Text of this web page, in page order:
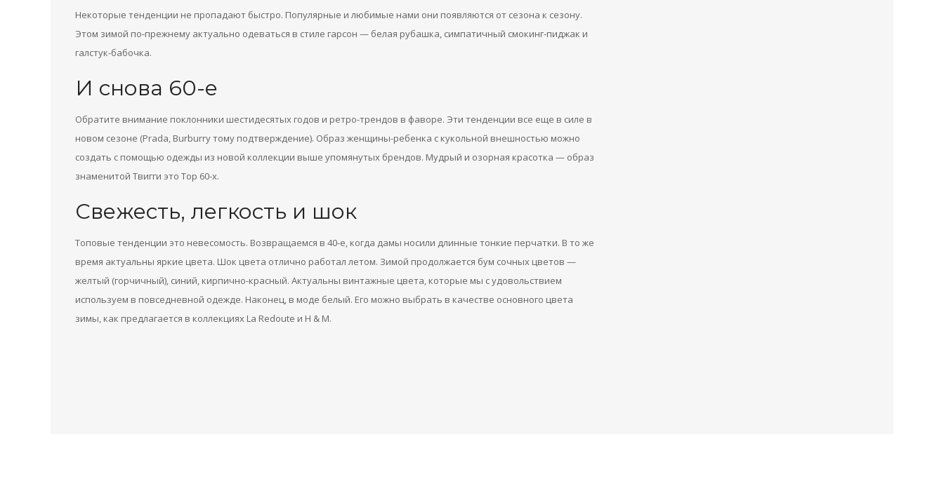
Некоторые тенденции не пропадают быстро. Популярные и любимые нами они появляются от сезона к сезону.
Этом зимой по-прежнему актуально одеваться в стиле гарсон — белая рубашка, симпатичный смокинг-пиджак и
галстук-бабочка.
И снова 60-е
Обратите внимание поклонники шестидесятых годов и ретро-трендов в фаворе. Эти тенденции все еще в силе в
новом сезоне (Prada, Burburry тому подтверждение). Образ женщины-ребенка с кукольной внешностью можно
создать с помощью одежды из новой коллекции выше упомянутых брендов. Мудрый и озорная красотка — образ
знаменитой Твигги это Top 60-х.
Свежесть, легкость и шок
Топовые тенденции это невесомость. Возвращаемся в 40-е, когда дамы носили длинные тонкие перчатки. В то же
время актуальны яркие цвета. Шок цвета отлично работал летом. Зимой продолжается бум сочных цветов —
желтый (горчичный), синий, кирпично-красный. Актуальны винтажные цвета, которые мы с удовольствием
используем в повседневной одежде. Наконец, в моде белый. Его можно выбрать в качестве основного цвета
зимы, как предлагается в коллекциях La Redoute и H & M.